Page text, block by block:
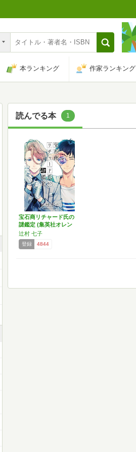
本ランキング 作家ランキング
読んでる本 1
宝石商リチャード氏の
謎鑑定 (集英社オレン
ジ…
辻村 七子
登録 4844